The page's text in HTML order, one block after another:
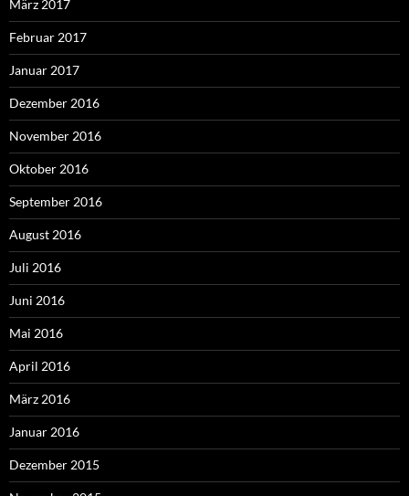
März 2017
Februar 2017
Januar 2017
Dezember 2016
November 2016
Oktober 2016
September 2016
August 2016
Juli 2016
Juni 2016
Mai 2016
April 2016
März 2016
Januar 2016
Dezember 2015